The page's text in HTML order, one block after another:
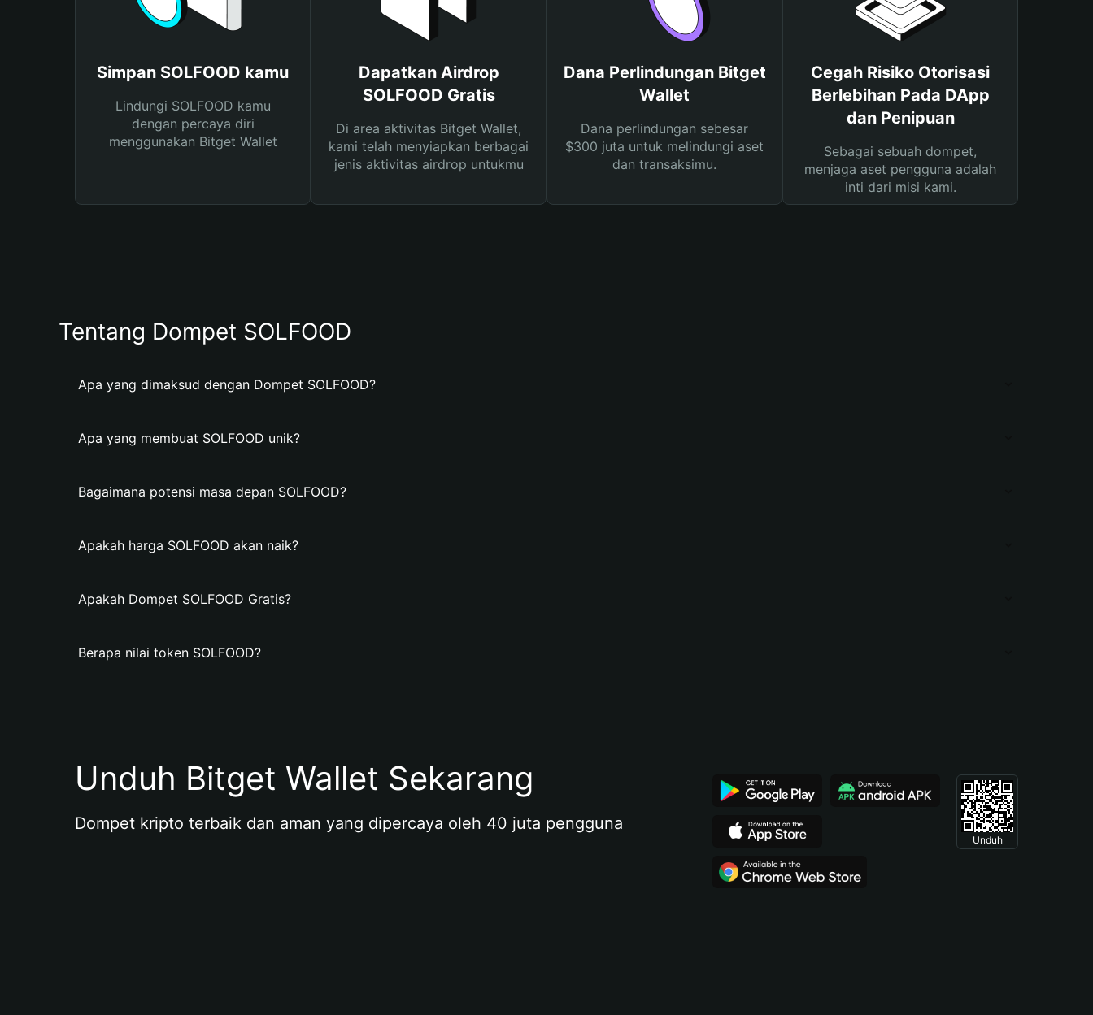
Simpan SOLFOOD kamu
Lindungi SOLFOOD kamu
dengan percaya diri
menggunakan Bitget Wallet
Dapatkan Airdrop
SOLFOOD Gratis
Di area aktivitas Bitget Wallet,
kami telah menyiapkan berbagai
jenis aktivitas airdrop untukmu
Dana Perlindungan Bitget
Wallet
Dana perlindungan sebesar
$300 juta untuk melindungi aset
dan transaksimu.
Cegah Risiko Otorisasi
Berlebihan Pada DApp
dan Penipuan
Sebagai sebuah dompet,
menjaga aset pengguna adalah
inti dari misi kami.
Tentang Dompet SOLFOOD
Apa yang dimaksud dengan Dompet SOLFOOD?
Apa yang membuat SOLFOOD unik?
Bagaimana potensi masa depan SOLFOOD?
Apakah harga SOLFOOD akan naik?
Apakah Dompet SOLFOOD Gratis?
Berapa nilai token SOLFOOD?
Unduh Bitget Wallet Sekarang
Dompet kripto terbaik dan aman yang dipercaya oleh 40 juta pengguna
Unduh